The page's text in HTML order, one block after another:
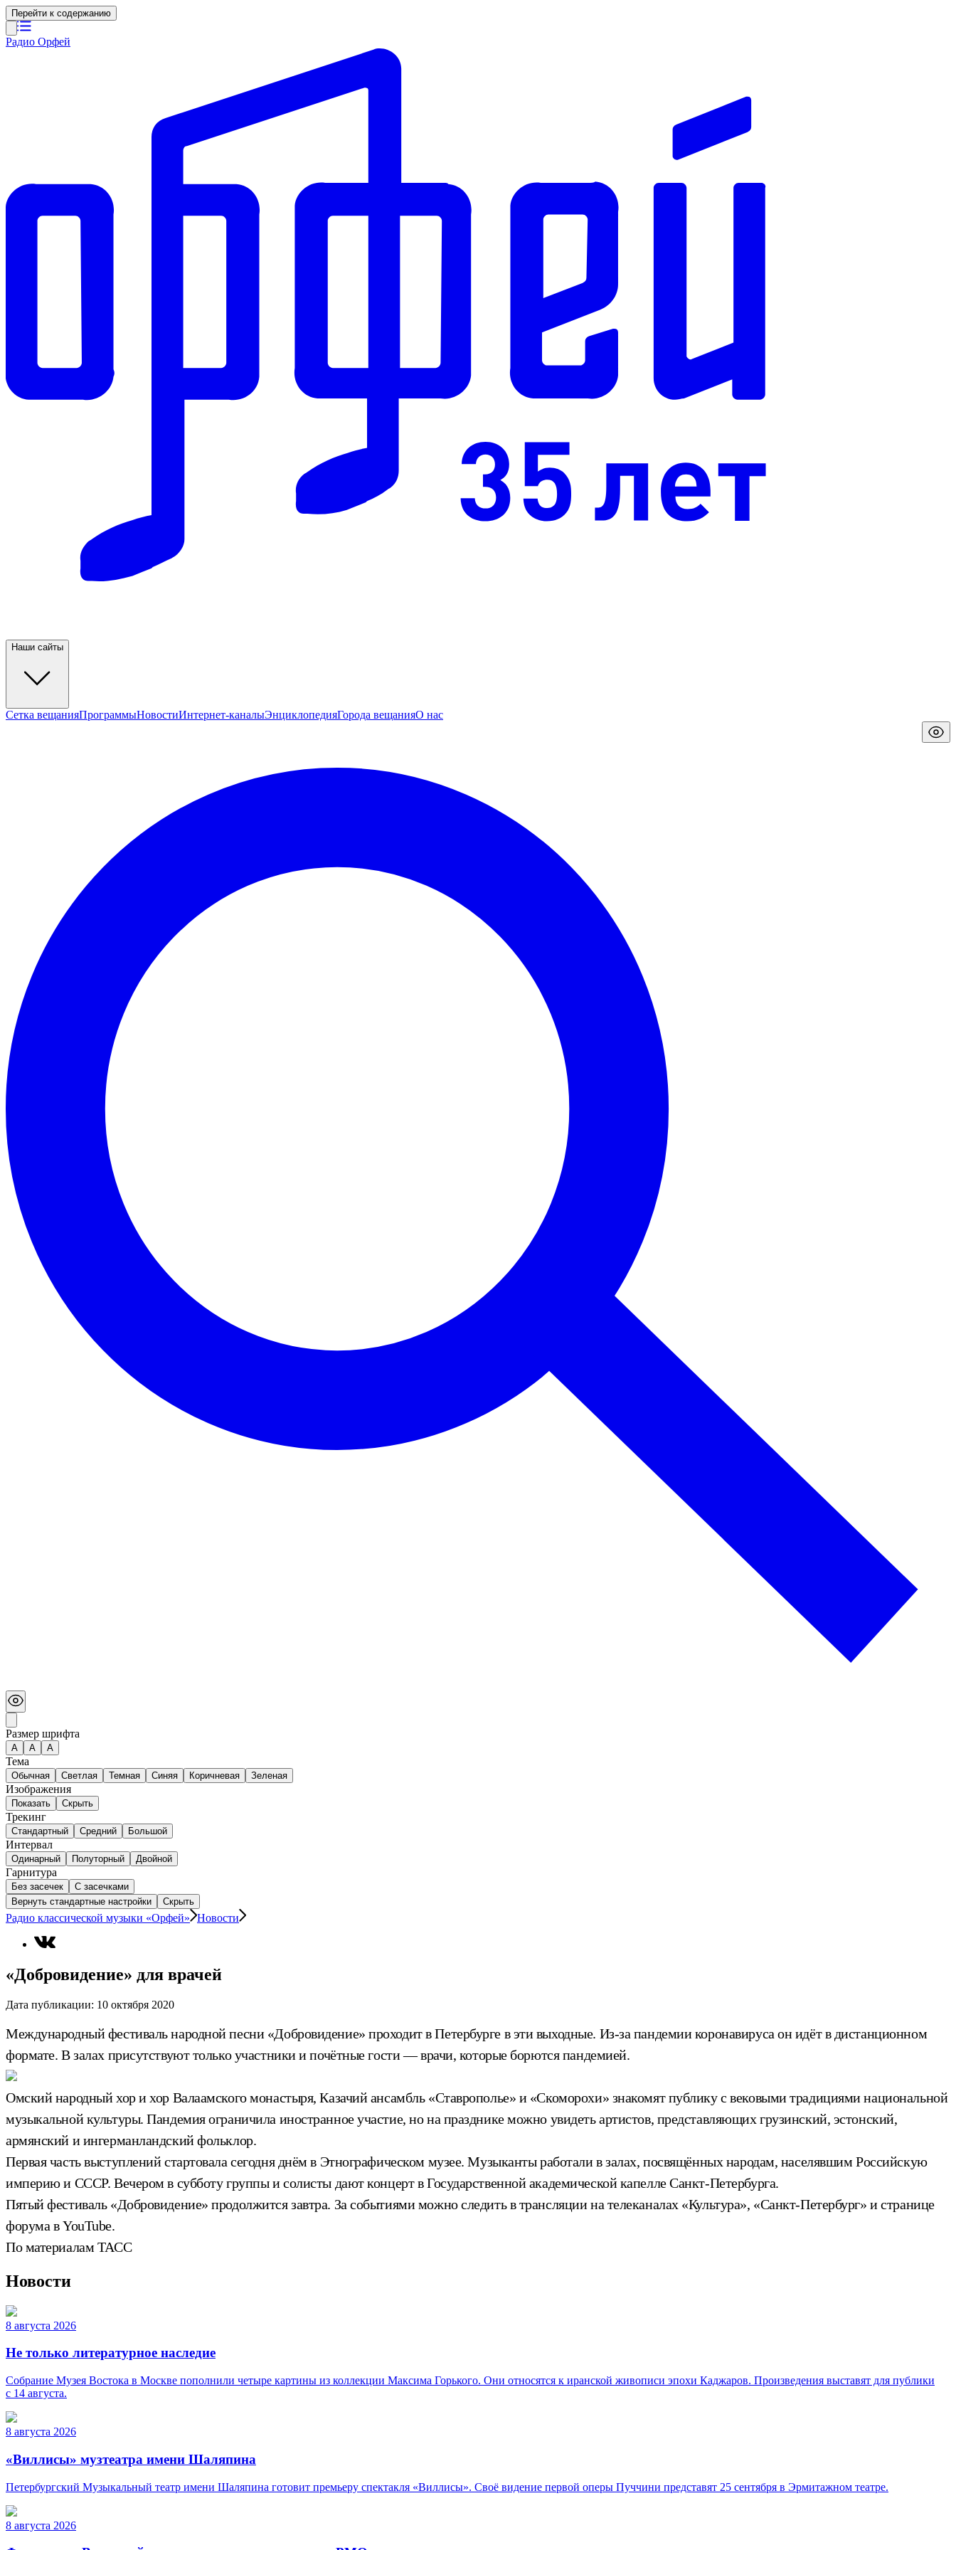
Перейти к содержанию
Радио Орфей
Наши сайты
Сетка вещанияПрограммыНовостиИнтернет-каналыЭнциклопедияГорода вещанияО нас
Размер шрифта
А A A
Тема
Обычная Светлая Темная Синяя Коричневая Зеленая
Изображения
Показать Скрыть
Трекинг
Стандартный Средний Большой
Интервал
Одинарный Полуторный Двойной
Гарнитура
Без засечек
С засечками
Вернуть стандартные настройки
Скрыть
Радио классической музыки «Орфей» Новости
«Добровидение» для врачей
Дата публикации: 10 октября 2020
Международный фестиваль народной песни «Добровидение» проходит в Петербурге в эти выходные. Из-за пандемии коронавируса он идёт в дистанционном
формате. В залах присутствуют только участники и почётные гости — врачи, которые борются пандемией.
Омский народный хор и хор Валаамского монастыря, Казачий ансамбль «Ставрополье» и «Скоморохи» знакомят публику с вековыми традициями национальной
музыкальной культуры. Пандемия ограничила иностранное участие, но на празднике можно увидеть артистов, представляющих грузинский, эстонский,
армянский и ингерманландский фольклор.
Первая часть выступлений стартовала сегодня днём в Этнографическом музее. Музыканты работали в залах, посвящённых народам, населявшим Российскую
империю и СССР. Вечером в субботу группы и солисты дают концерт в Государственной академической капелле Санкт-Петербурга.
Пятый фестиваль «Добровидение» продолжится завтра. За событиями можно следить в трансляции на телеканалах «Культура», «Санкт-Петербург» и странице
форума в YouTube.
По материалам ТАСС
Новости
8 августа 2026
Не только литературное наследие
Собрание Музея Востока в Москве пополнили четыре картины из коллекции Максима Горького. Они относятся к иранской живописи эпохи Каджаров. Произведения выставят для публики
с 14 августа.
8 августа 2026
«Виллисы» музтеатра имени Шаляпина
Петербургский Музыкальный театр имени Шаляпина готовит премьеру спектакля «Виллисы». Своё видение первой оперы Пуччини представят 25 сентября в Эрмитажном театре.
8 августа 2026